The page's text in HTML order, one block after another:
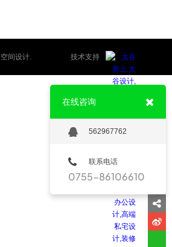
间设计. 技术支持
在线咨询
562967762
联系电话
0755-86106610